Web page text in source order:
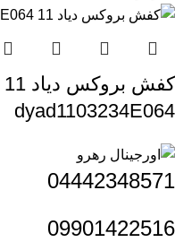
dyad1103234E064
04442348571
09901422516